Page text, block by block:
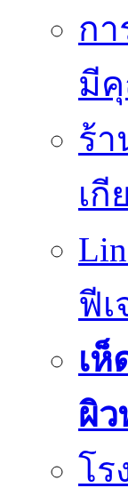
กา
มี
ร้
เ
ฟีเ
เ
ผิ
โร